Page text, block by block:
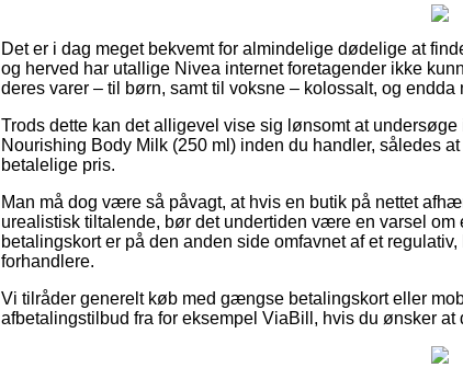
Det er i dag meget bekvemt for almindelige dødelige at
og herved har utallige Nivea internet foretagender ikke
deres varer – til børn, samt til voksne – kolossalt, og endda
Trods dette kan det alligevel vise sig lønsomt at
Nourishing Body Milk (250 ml) inden du handler, således
betalelige pris.
Man må dog være så påvagt, at hvis en butik på nettet
urealistisk tiltalende, bør det undertiden være en varsel
betalingskort er på den anden side omfavnet af et
forhandlere.
Vi tilråder generelt køb med gængse betalingskort eller
afbetalingstilbud fra for eksempel ViaBill, hvis du ønsker